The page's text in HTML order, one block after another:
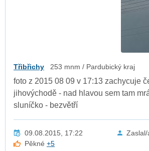
Třibřichy 253 mnm / Pardubický kraj
foto z 2015 08 09 v 17:13 zachycuje
jihovýchodě - nad hlavou sem tam
sluníčko - bezvětří
09.08.2015, 17:22 Zaslal/
Pěkné+5